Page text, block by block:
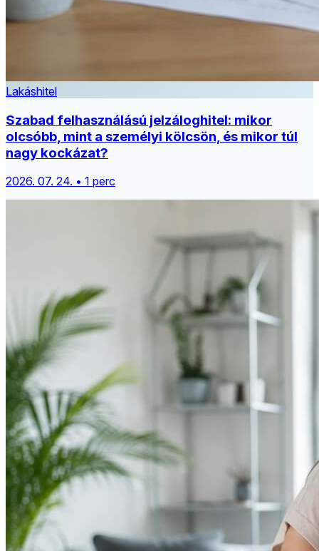
Lakáshitel
Szabad felhasználású jelzáloghitel: mikor
olcsóbb, mint a személyi kölcsön, és mikor túl
nagy kockázat?
2026. 07. 24. • 1 perc